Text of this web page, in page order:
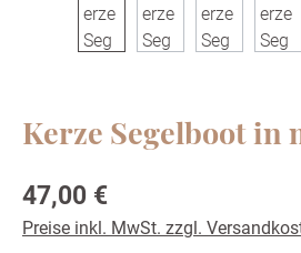
Kerze Segelboot in
Regulärer Preis:
47,00 €
Preise inkl. MwSt. zzgl.